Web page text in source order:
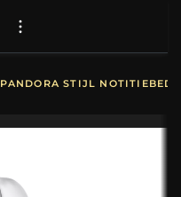
PANDORA STIJL